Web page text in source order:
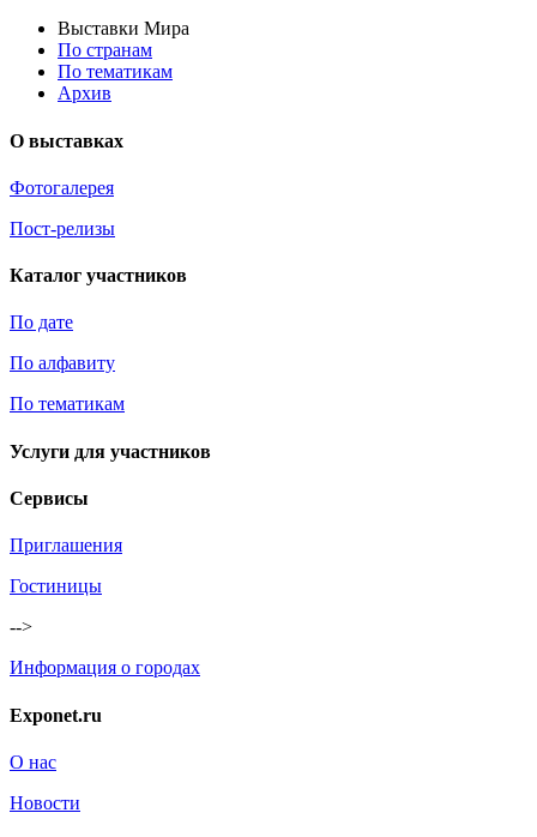
Выставки Мира
По странам
По тематикам
Архив
О выставках
Фотогалерея
Пост-релизы
Каталог участников
По дате
По алфавиту
По тематикам
Услуги для участников
Сервисы
Приглашения
Гостиницы
-->
Информация о городах
Exponet.ru
О нас
Новости